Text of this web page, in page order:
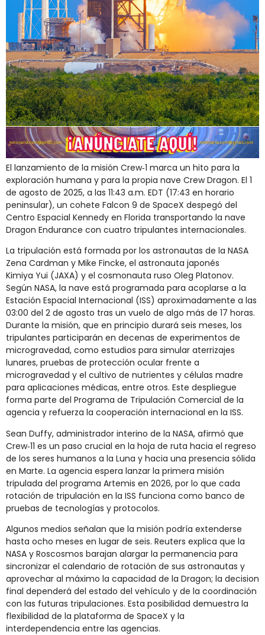
Lanzamiento de la misión Crew-11. Recreación generada por IA
El lanzamiento de la misión Crew‑1 marca un hito para la
exploración humana y para la propia nave Crew Dragon. El 1
de agosto de 2025, a las 11:43 a.m. EDT (17:43 en horario
peninsular), un cohete Falcon 9 de SpaceX despegó del
Centro Espacial Kennedy en Florida transportando la nave
Dragon Endurance con cuatro tripulantes internacionales.
La tripulación está formada por los astronautas de la NASA
Zena Cardman y Mike Fincke, el astronauta japonés
Kimiya Yui (JAXA) y el cosmonauta ruso Oleg Platonov.
Según NASA, la nave está programada para acoplarse a la
Estación Espacial Internacional (ISS) aproximadamente a las
03:00 del 2 de agosto tras un vuelo de algo más de 17 horas.
Durante la misión, que en principio durará seis meses, los
tripulantes participarán en decenas de experimentos de
microgravedad, como estudios para simular aterrizajes
lunares, pruebas de protección ocular frente a
microgravedad y el cultivo de nutrientes y células madre
para aplicaciones médicas, entre otros. Este despliegue
forma parte del Programa de Tripulación Comercial de la
agencia y refuerza la cooperación internacional en la ISS.
Sean Duffy, administrador interino de la NASA, afirmó que
Crew‑11 es un paso crucial en la hoja de ruta hacia el regreso
de los seres humanos a la Luna y hacia una presencia sólida
en Marte. La agencia espera lanzar la primera misión
tripulada del programa Artemis en 2026, por lo que cada
rotación de tripulación en la ISS funciona como banco de
pruebas de tecnologías y protocolos.
Algunos medios señalan que la misión podría extenderse
hasta ocho meses en lugar de seis. Reuters explica que la
NASA y Roscosmos barajan alargar la permanencia para
sincronizar el calendario de rotación de sus astronautas y
aprovechar al máximo la capacidad de la Dragon; la decision
final dependerá del estado del vehículo y de la coordinación
con las futuras tripulaciones. Esta posibilidad demuestra la
flexibilidad de la plataforma de SpaceX y la
interdependencia entre las agencias.